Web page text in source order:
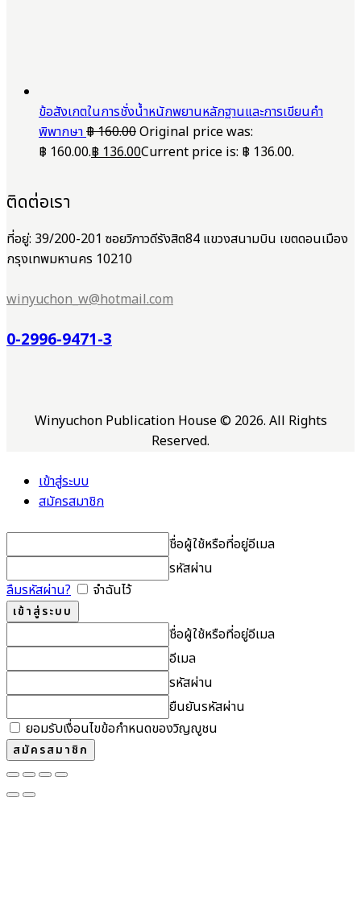
ข้อสังเกตในการชั่งน้ำหนักพยานหลักฐานและการเขียนคำ
พิพากษา฿160.00Original price was:
฿ 160.00.฿136.00Current price is: ฿ 136.00.
ติดต่อเรา
ที่อยู่: 39/200-201 ซอยวิภาวดีรังสิต84 แขวงสนามบิน เขตดอนเมือง
กรุงเทพมหานคร 10210
winyuchon_w@hotmail.com
0-2996-9471-3
Winyuchon Publication House © 2026. All Rights
Reserved.
เข้าสู่ระบบ
สมัครสมาชิก
ชื่อผู้ใช้หรือที่อยู่อีเมล
รหัสผ่าน
ลืมรหัสผ่าน?
จำฉันไว้
ชื่อผู้ใช้หรือที่อยู่อีเมล
อีเมล
รหัสผ่าน
ยืนยันรหัสผ่าน
ยอมรับเงื่อนไขข้อกำหนดของวิญญูชน